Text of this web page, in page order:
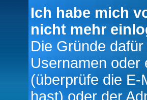
Ich habe mich
nicht mehr
Die Gründe
Usernamen oder
(überprüfe die E-
hast) oder der